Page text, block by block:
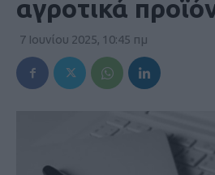
αγροτικά
7 Ιουνίου 2025, 10:45 πμ